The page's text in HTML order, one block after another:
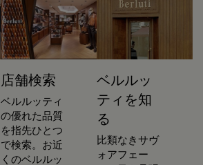
店舗検索
ベルルッティ
の優れた品質
を指先ひとつ
で検索。お近
くのベルルッ
ベルルッ
ティを知
る
比類なきサヴ
ォアフェー